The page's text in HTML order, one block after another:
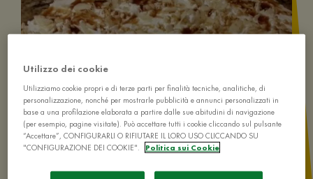
Utilizzo dei cookie
Utilizziamo cookie propri e di terze parti per finalità tecniche, analitiche, di
personalizzazione, nonché per mostrarle pubblicità e annunci personalizzati in
base a una profilazione elaborata a partire dalle sue abitudini di navigazione
(per esempio, pagine visitate). Può accettare tutti i cookie cliccando sul pulsante
“Accettare”, CONFIGURARLI O RIFIUTARE IL LORO USO CLICCANDO SU
"CONFIGURAZIONE DEI COOKIE".
Politica sui Cookie